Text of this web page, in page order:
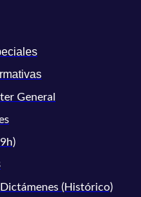
General
(Histórico)